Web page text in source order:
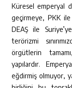
Küresel emperyal
geçirmeye, PKK
DEAŞ ile
terörizmi
örgütlerin
yapılardır.
eğdirmiş olmuyor,